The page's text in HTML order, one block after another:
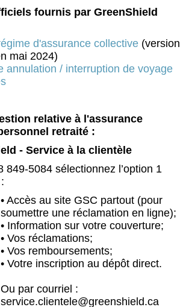
fournis par GreenShield
d'assurance collective (version
mai 2024)
annulation / interruption de voyage
relative à l'assurance
retraité :
- Service à la clientèle
849-5084 sélectionnez l’option 1
• Accès au site GSC partout (pour
soumettre une réclamation en ligne);
• Information sur votre couverture;
• Vos réclamations;
• Vos remboursements;
• Votre inscription au dépôt direct.
Ou par courriel :
service.clientele@greenshield.ca